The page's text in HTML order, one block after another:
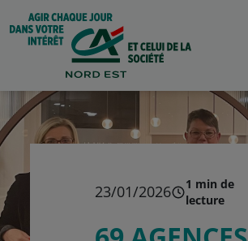
23/01/2026
1 min de
lecture